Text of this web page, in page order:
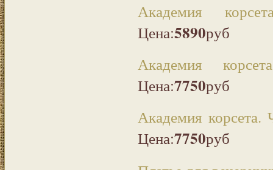
Академия
Цена:5890руб
Академия
Цена:7750руб
Академия корсета.
Цена:7750руб